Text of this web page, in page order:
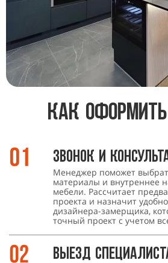
Как
Звонок и
Менеджер поможет
материалы и внутреннее
мебели. Рассчитает
проекта и назначит
дизайнера-замерщика,
точный проект с учетом
Выезд